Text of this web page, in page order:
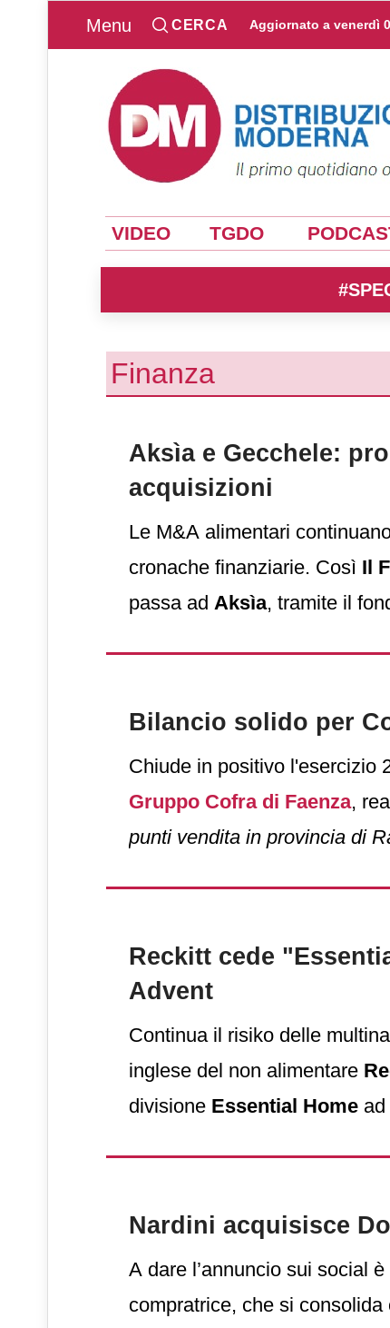
Menu CERCA Aggiornato a venerdì
VIDEO TGDO
Finanza
Aksìa e Gecchele:
acquisizioni
Le M&A alimentari
cronache finanziarie. Così Il
passa ad Aksìa, tramite il
Bilancio solido per
Chiude in positivo l'esercizio
Gruppo Cofra di Faenza,
punti vendita in provincia di
Reckitt cede
Advent
Continua il risiko delle
inglese del non alimentare
divisione Essential Home ad
Nardini acquisisce
A dare l’annuncio sui social
compratrice, che si